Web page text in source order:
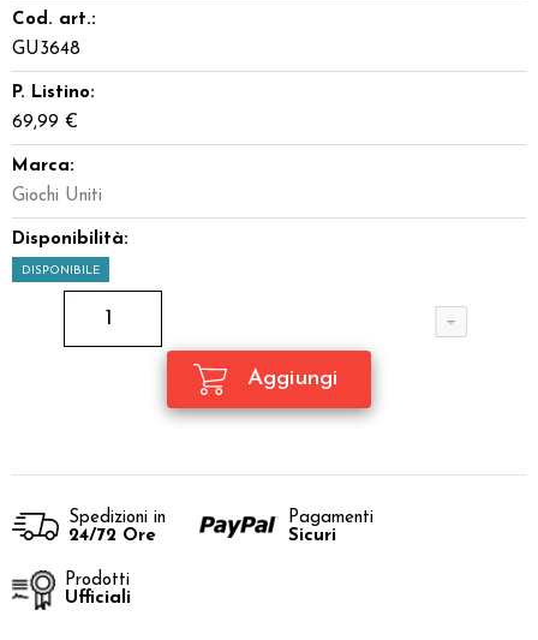
Cod. art.:
GU3648
P. Listino:
69,99 €
Marca:
Giochi Uniti
Disponibilità:
DISPONIBILE
Spedizioni in
24/72 Ore
Pagamenti
Sicuri
Prodotti
Ufficiali